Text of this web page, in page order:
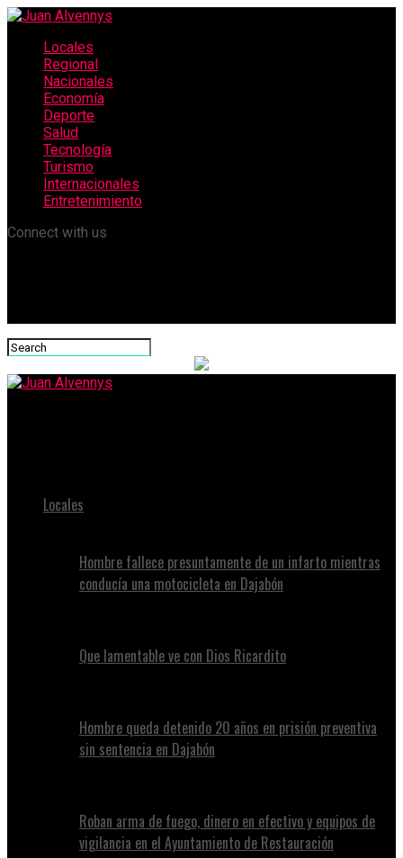
Locales
Regional
Nacionales
Economía
Deporte
Salud
Tecnología
Turismo
Internacionales
Entretenimiento
Connect with us
Locales
Hombre fallece presuntamente de un infarto mientras
conducía una motocicleta en Dajabón
Que lamentable ve con Dios Ricardito
Hombre queda detenido 20 años en prisión preventiva
sin sentencia en Dajabón
Roban arma de fuego, dinero en efectivo y equipos de
vigilancia en el Ayuntamiento de Restauración